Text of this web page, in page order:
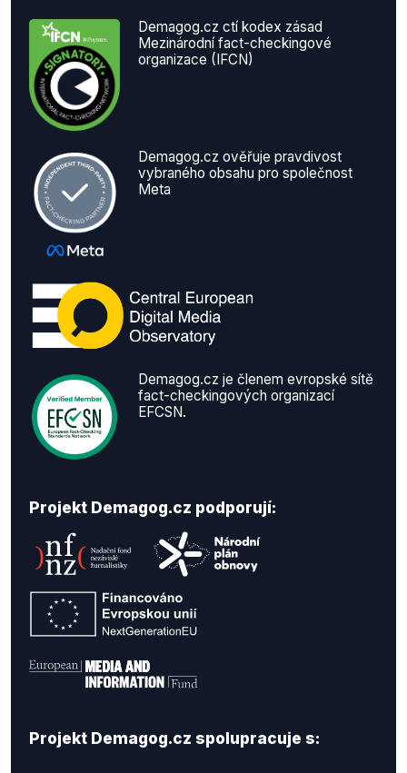
Demagog.cz ctí kodex zásad
Mezinárodní fact-checkingové
organizace (IFCN)
Demagog.cz ověřuje pravdivost
vybraného obsahu pro společnost
Meta
Demagog.cz je členem evropské sítě
fact-checkingových organizací
EFCSN.
Projekt Demagog.cz podporují:
Projekt Demagog.cz spolupracuje s: